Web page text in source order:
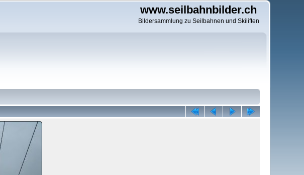
www.seilbahnbilder.ch
Bildersammlung zu Seilbahnen und Skiliften